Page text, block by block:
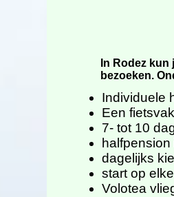
In Rodez
bezoeken.
Individuele
Een
7- tot 10
dagelijks
start op
Volotea